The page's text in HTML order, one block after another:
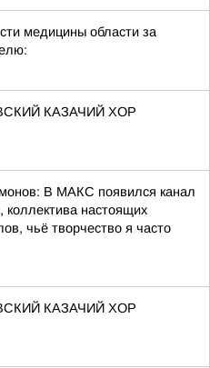
медицины области за
КАЗАЧИЙ ХОР
В МАКС появился канал
коллектива настоящих
чьё творчество я часто
КАЗАЧИЙ ХОР